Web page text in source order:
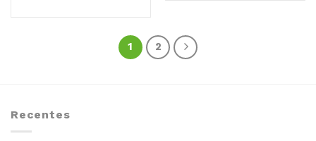
1 2
Recentes